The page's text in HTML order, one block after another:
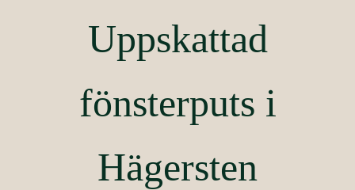
Uppskattad
fönsterputs i
Hägersten